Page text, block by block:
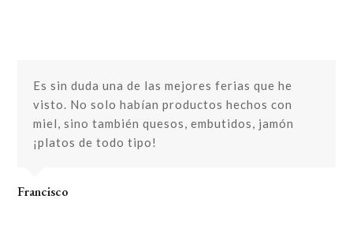
Es sin duda una de las mejores ferias que he
visto. No solo habían productos hechos con
miel, sino también quesos, embutidos, jamón
¡platos de todo tipo!
Francisco